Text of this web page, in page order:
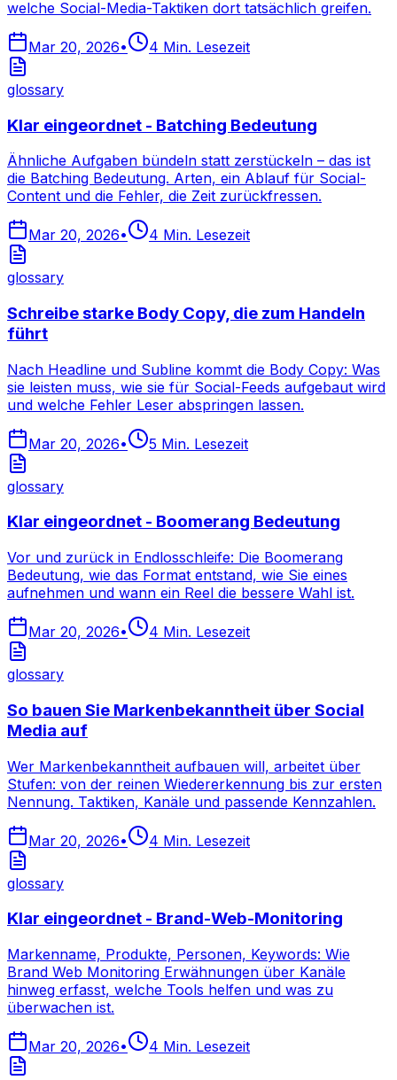
welche Social-Media-Taktiken dort tatsächlich greifen.
Mar 20, 2026• 4 Min. Lesezeit
glossary
Klar eingeordnet - Batching Bedeutung
Ähnliche Aufgaben bündeln statt zerstückeln – das ist
die Batching Bedeutung. Arten, ein Ablauf für Social-
Content und die Fehler, die Zeit zurückfressen.
Mar 20, 2026• 4 Min. Lesezeit
glossary
Schreibe starke Body Copy, die zum Handeln
führt
Nach Headline und Subline kommt die Body Copy: Was
sie leisten muss, wie sie für Social-Feeds aufgebaut wird
und welche Fehler Leser abspringen lassen.
Mar 20, 2026• 5 Min. Lesezeit
glossary
Klar eingeordnet - Boomerang Bedeutung
Vor und zurück in Endlosschleife: Die Boomerang
Bedeutung, wie das Format entstand, wie Sie eines
aufnehmen und wann ein Reel die bessere Wahl ist.
Mar 20, 2026• 4 Min. Lesezeit
glossary
So bauen Sie Markenbekanntheit über Social
Media auf
Wer Markenbekanntheit aufbauen will, arbeitet über
Stufen: von der reinen Wiedererkennung bis zur ersten
Nennung. Taktiken, Kanäle und passende Kennzahlen.
Mar 20, 2026• 4 Min. Lesezeit
glossary
Klar eingeordnet - Brand-Web-Monitoring
Markenname, Produkte, Personen, Keywords: Wie
Brand Web Monitoring Erwähnungen über Kanäle
hinweg erfasst, welche Tools helfen und was zu
überwachen ist.
Mar 20, 2026• 4 Min. Lesezeit